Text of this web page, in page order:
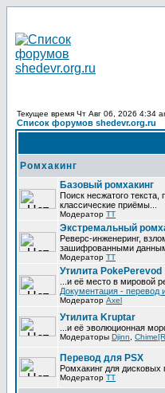
Текущее время Чт Авг 06, 2026 4:34
Список форумов shedevr.org.ru
Ромхакинг
Базовый ромхакинг
Поиск несжатого
классические приёмы...
Модератор TT
Экстремальный
Реверс-инженеринг,
зашифрованными
Модератор TT
Утилита PokePerevod
...и её место в мировой
Документация -
Модератор Axel
Утилита Kruptar
...и её эволюционная
Модераторы Djinn
Перевод для PSX
Ромхакинг для дисковых
Модератор TT